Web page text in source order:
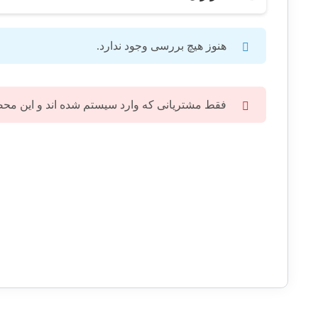
هنوز هیچ بررسی وجود ندارد.
فقط مشتریانی که وارد سیستم شده اند و این